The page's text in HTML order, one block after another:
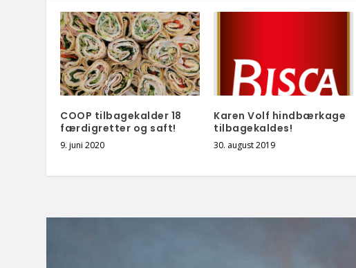
COOP tilbagekalder 18
færdigretter og saft!
9. juni 2020
Karen Volf hindbærkage
tilbagekaldes!
30. august 2019